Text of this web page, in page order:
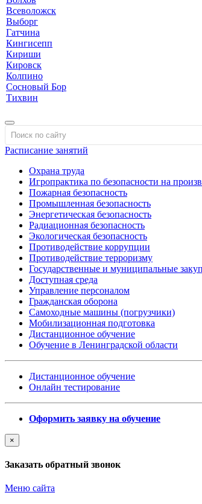
Всеволожск
Выборг
Гатчина
Кингисепп
Кириши
Кировск
Колпино
Сосновый Бор
Тихвин
Расписание занятий
Охрана труда
Игропрактика по безопасности на
Пожарная безопасность
Промышленная безопасность
Энергетическая безопасность
Радиационная безопасность
Экологическая безопасность
Противодействие коррупции
Противодействие терроризму
Государственные и муниципальные
Доступная среда
Управление персоналом
Гражданская оборона
Самоходные машины (погрузчики)
Мобилизационная подготовка
Дистанционное обучение
Обучение в Ленинградской области
Дистанционное обучение
Онлайн тестирование
Оформить заявку на обучение
×
Заказать обратный звонок
Меню сайта